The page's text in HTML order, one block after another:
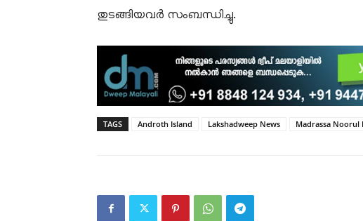
തുടങ്ങിയവർ സംബന്ധിച്ചു.
TAGS Androth Island Lakshadweep News Madrassa Noorul